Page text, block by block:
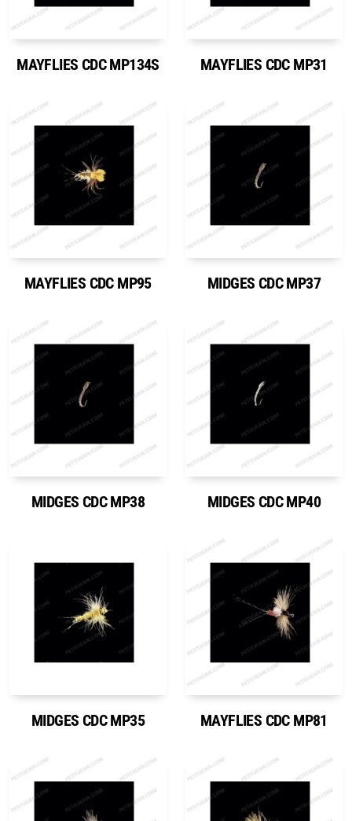
MAYFLIES CDC MP134S MAYFLIES CDC MP31
MAYFLIES CDC MP95 MIDGES CDC MP37
MIDGES CDC MP38 MIDGES CDC MP40
MIDGES CDC MP35 MAYFLIES CDC MP81